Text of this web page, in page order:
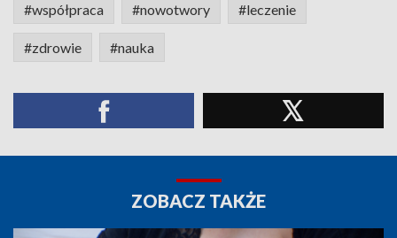
#współpraca #nowotwory #leczenie
#zdrowie #nauka
ZOBACZ TAKŻE